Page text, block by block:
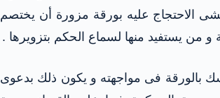
الاحتجاج عليه بورقة مزورة أن يختصم
و من يستفيد منها لسماع الحكم بتزويرها .
بالورقة فى مواجهته و يكون ذلك بدعوى